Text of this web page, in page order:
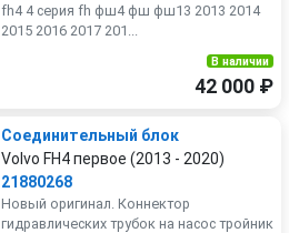
fh4 4 серия fh фш4 фш фш13 2013 2014
2015 2016 2017 201...
В наличии
42 000 ₽
Соединительный блок
Volvo FH4 первое (2013 - 2020)
21880268
Новый оригинал. Коннектор
гидравлических трубок на насос тройник